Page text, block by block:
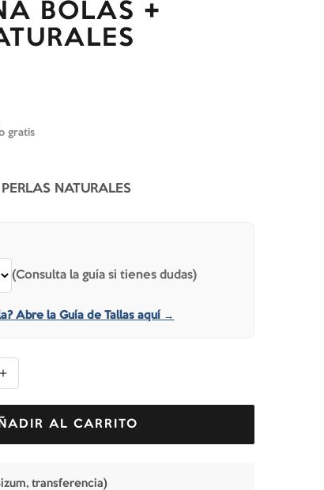
BOLAS +
gratis
NATURALES
(Consulta la guía si tienes dudas)
Abre la Guía de Tallas aquí →
AL CARRITO
transferencia)